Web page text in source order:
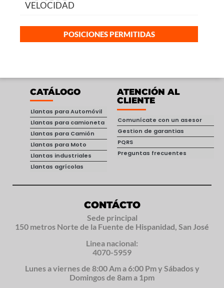
VELOCIDAD
POSICIONES PERMITIDAS
CATÁLOGO
Llantas para Automóvil
Llantas para camioneta
Llantas para Camión
Llantas para Moto
Llantas industriales
Llantas agrícolas
ATENCIÓN AL
CLIENTE
Comunícate con un asesor
Gestion de garantias
PQRS
Preguntas frecuentes
CONTÁCTO
Sede principal
150 metros Norte de la Fuente de Hispanidad, San José
Linea nacional:
4070-5959
Lunes a viernes de 8:00 Am a 6:00 Pm y Sábados y
Domingos de 8am a 1pm